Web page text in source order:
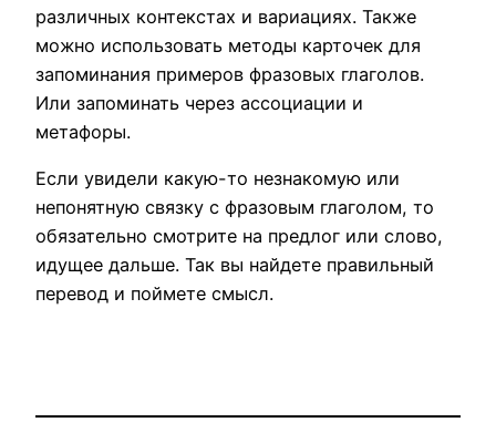
различных контекстах и вариациях. Также
можно использовать методы карточек для
запоминания примеров фразовых глаголов.
Или запоминать через ассоциации и
метафоры.
Если увидели какую-то незнакомую или
непонятную связку с фразовым глаголом, то
обязательно смотрите на предлог или слово,
идущее дальше. Так вы найдете правильный
перевод и поймете смысл.